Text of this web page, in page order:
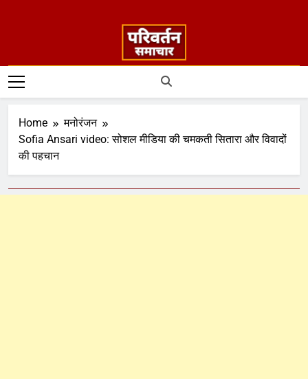
Home
मनोरंजन
Sofia Ansari video: सोशल मीडिया की चमकती सितारा और विवादों
की पहचान